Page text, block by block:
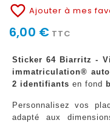
favorite_border Ajouter à mes
6,00 € TTC
Sticker 64 Biarritz -
immatriculation®
2 identifiants en fond
Personnalisez vos
adapté aux